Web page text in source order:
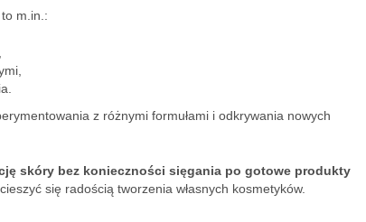
m.in.:
z różnymi formułami i odkrywania nowych
skóry bez konieczności sięgania po gotowe produkty
się radością tworzenia własnych kosmetyków.